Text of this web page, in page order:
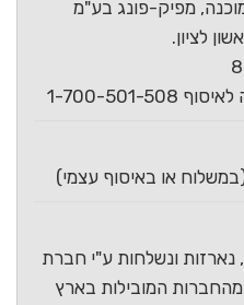
מפיק-פונג בע"מ
501-508
נארזות ונשלחות ע"י חברת
המובילות בארץ